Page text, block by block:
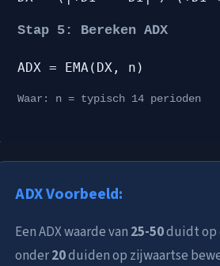
Stap 5: Bereken ADX
ADX = EMA(DX, n)
Waar: n = typisch 14 perioden
ADX Voorbeeld:
Een ADX waarde van 25-50duidt op
onder20duiden op zijwaartse